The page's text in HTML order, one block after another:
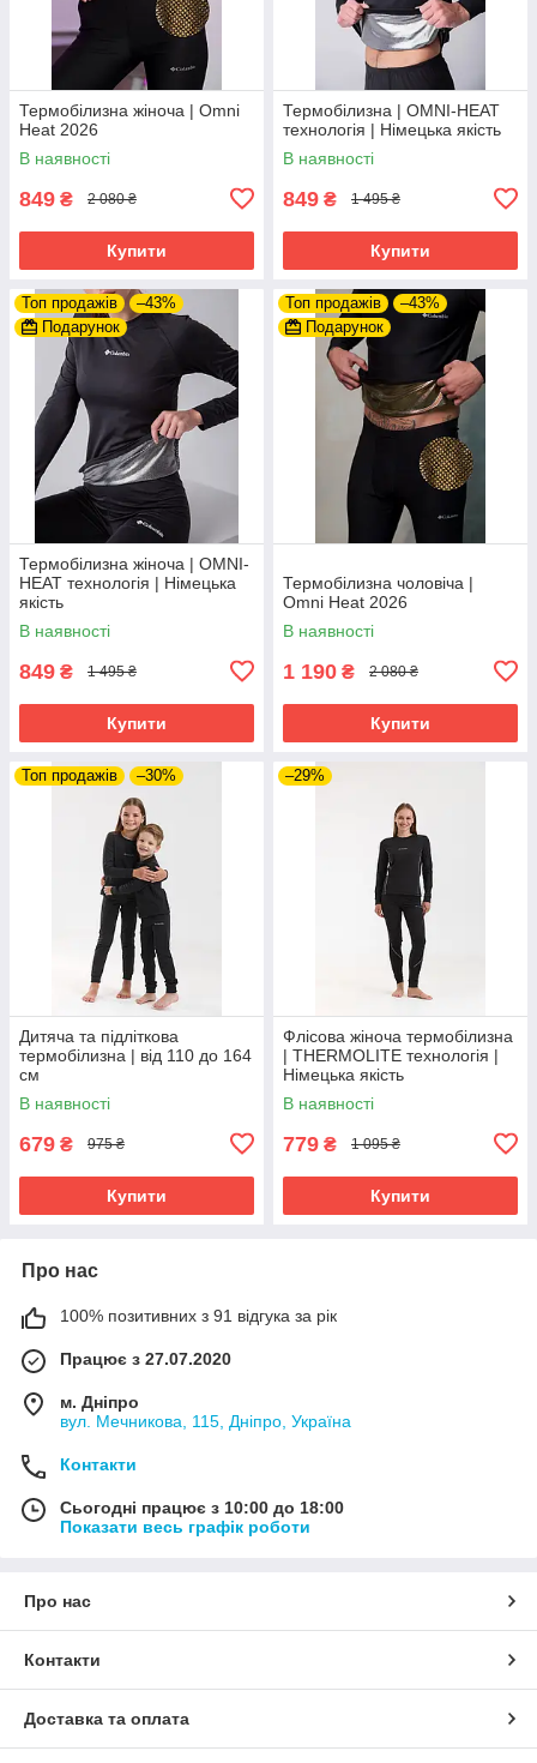
Термобілизна жіноча | Omni
Heat 2026
В наявності
849 ₴ 2 080 ₴
Купити
Термобілизна | OMNI-HEAT
технологія | Німецька якість
В наявності
849 ₴ 1 495 ₴
Купити
Топ продажів
–43%
Подарунок
Термобілизна жіноча | OMNI-
HEAT технологія | Німецька
якість
В наявності
849 ₴ 1 495 ₴
Купити
Топ продажів
–43%
Подарунок
Термобілизна чоловіча |
Omni Heat 2026
В наявності
1 190 ₴ 2 080 ₴
Купити
Топ продажів –30%
Дитяча та підліткова
термобілизна | від 110 до 164
см
В наявності
679 ₴ 975 ₴
Купити
–29%
Флісова жіноча термобілизна
| THERMOLITE технологія |
Німецька якість
В наявності
779 ₴ 1 095 ₴
Купити
Про нас
100% позитивних з 91 відгука за рік
Працює з 27.07.2020
м. Дніпро
вул. Мечникова, 115, Дніпро, Україна
Контакти
Сьогодні працює з 10:00 до 18:00
Показати весь графік роботи
Про нас
Контакти
Доставка та оплата